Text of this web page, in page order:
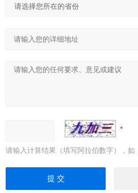
请输入计算结果（填写阿拉伯数字），如